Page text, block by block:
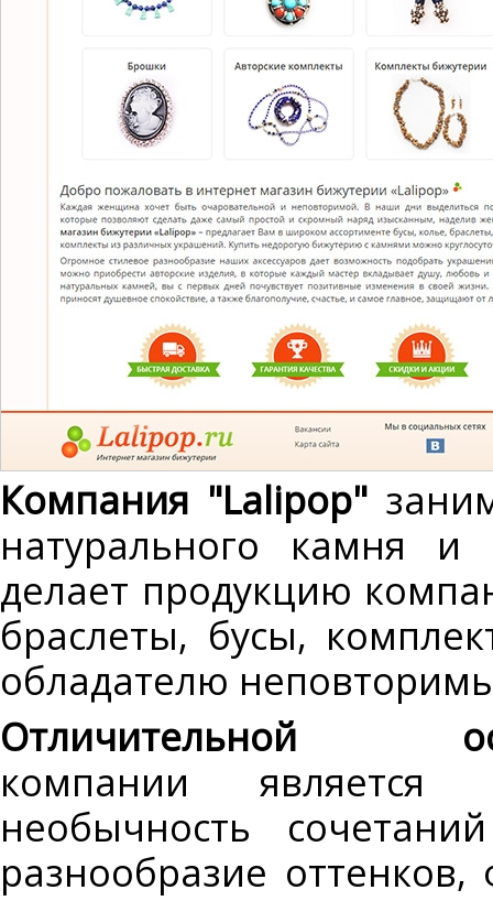
Компания "Lalipop"
натурального камня и
делает продукцию
браслеты, бусы,
обладателю
Отличительной
компании
необычность
разнообразие